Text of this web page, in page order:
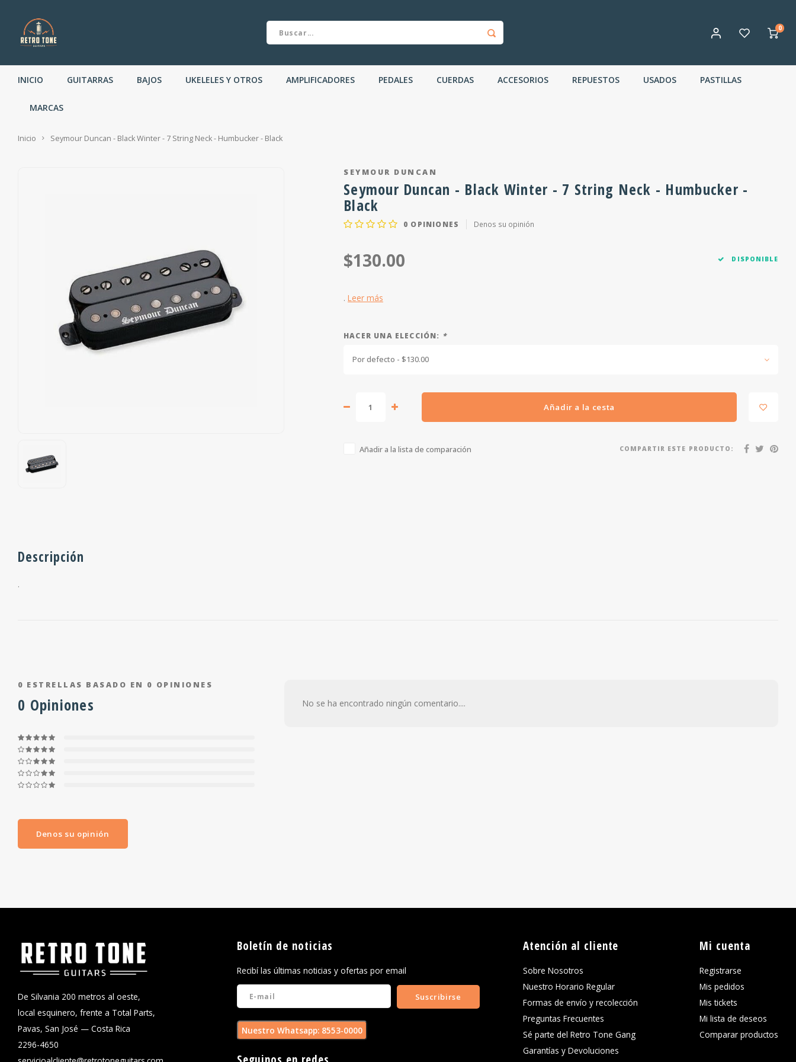
0
INICIO GUITARRAS BAJOS UKELELES Y OTROS AMPLIFICADORES PEDALES CUERDAS ACCESORIOS REPUESTOS USADOS PASTILLAS
MARCAS
Inicio Seymour Duncan - Black Winter - 7 String Neck - Humbucker - Black
SEYMOUR DUNCAN
Seymour Duncan - Black Winter - 7 String Neck - Humbucker -
Black
0 OPINIONES Denos su opinión
$130.00 DISPONIBLE
. Leer más
HACER UNA ELECCIÓN: *
Por defecto - $130.00
Añadir a la cesta
Añadir a la lista de comparación COMPARTIR ESTE PRODUCTO:
Descripción
.
0 ESTRELLAS BASADO EN 0 OPINIONES
0 Opiniones
Denos su opinión
No se ha encontrado ningún comentario....
De Silvania 200 metros al oeste,
local esquinero, frente a Total Parts,
Pavas, San José — Costa Rica
2296-4650
Boletín de noticias
Recibí las últimas noticias y ofertas por email
Suscribirse
Nuestro Whatsapp: 8553-0000
Atención al cliente
Sobre Nosotros
Nuestro Horario Regular
Formas de envío y recolección
Preguntas Frecuentes
Sé parte del Retro Tone Gang
Garantías y Devoluciones
Mi cuenta
Registrarse
Mis pedidos
Mis tickets
Mi lista de deseos
Comparar productos